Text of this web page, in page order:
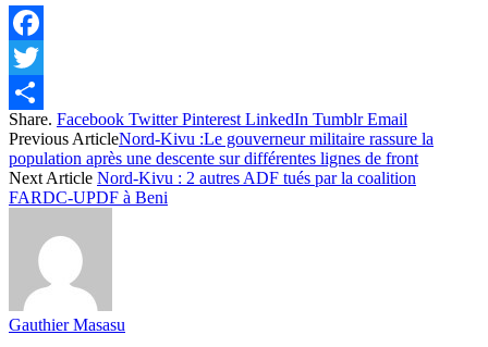
Facebook
Twitter
Share
Share. Facebook Twitter Pinterest LinkedIn Tumblr Email
Previous ArticleNord-Kivu :Le gouverneur militaire rassure la
population après une descente sur différentes lignes de front
Next Article Nord-Kivu : 2 autres ADF tués par la coalition
FARDC-UPDF à Beni
Gauthier Masasu